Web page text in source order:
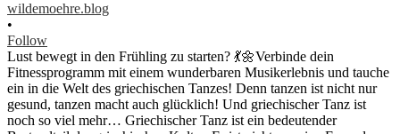
wildemoehre.blog
•
Follow
Lust bewegt in den Frühling zu starten? 💃🌼Verbinde dein
Fitnessprogramm mit einem wunderbaren Musikerlebnis und tauche
ein in die Welt des griechischen Tanzes! Denn tanzen ist nicht nur
gesund, tanzen macht auch glücklich! Und griechischer Tanz ist
noch so viel mehr… Griechischer Tanz ist ein bedeutender